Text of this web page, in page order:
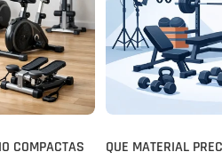
COMPACTAS
QUE MATERIAL